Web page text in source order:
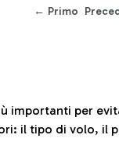
← Primo
importanti per
il tipo di volo, il